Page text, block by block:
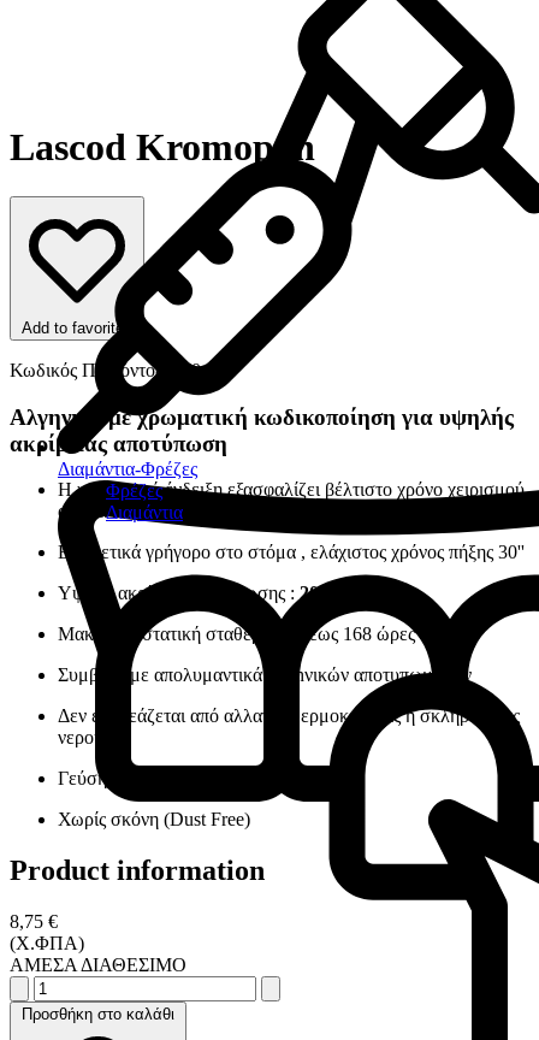
Διαμάντια-Φρέζες
Φρέζες
Διαμάντια
Lascod Kromopan
Add to favorites
Κωδικός Προϊόντος: 470
Αλγηνικό με χρωματική κωδικοποίηση για υψηλής
ακρίβειας αποτύπωση
Η χρωματική ένδειξη εξασφαλίζει βέλτιστο χρόνο χειρισμού,
ακόμα και σε συνθήκες που διαφοροποιούνται
Εξαιρετικά γρήγορο στο στόμα , ελάχιστος χρόνος πήξης 30''
Υψηλή ακρίβεια αποτύπωσης : 20 μm
Μακρά διαστατική σταθερότητα έως 168 ώρες
Συμβατό με απολυμαντικά αλγhνικών αποτυπωμάτων
Δεν επηρεάζεται από αλλαγές θερμοκρασίας ή σκληρότητας
νερού
Γεύση μέντας
Χωρίς σκόνη (Dust Free)
Product information
8,75 €
(Χ.ΦΠΑ)
ΑΜΕΣΑ ΔΙΑΘΕΣΙΜΟ
Προσθήκη στο καλάθι